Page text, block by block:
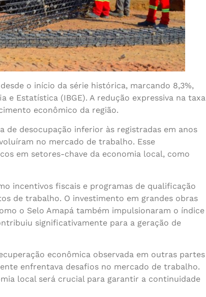
o início da série histórica, marcando 8,3%,
Estatística (IBGE). A redução expressiva na taxa
econômico da região.
de desocupação inferior às registradas em anos
no mercado de trabalho. Esse
em setores-chave da economia local, como
incentivos fiscais e programas de qualificação
de trabalho. O investimento em grandes obras
o Selo Amapá também impulsionaram o índice
significativamente para a geração de
econômica observada em outras partes
enfrentava desafios no mercado de trabalho.
local será crucial para garantir a continuidade